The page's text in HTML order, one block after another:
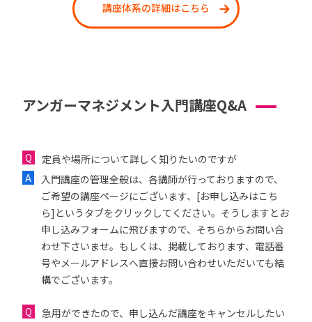
講座体系の詳細はこちら
アンガーマネジメント入門講座Q&A
定員や場所について詳しく知りたいのですが
入門講座の管理全般は、各講師が行っておりますので、
ご希望の講座ページにございます、[お申し込みはこち
ら]というタブをクリックしてください。そうしますとお
申し込みフォームに飛びますので、そちらからお問い合
わせ下さいませ。もしくは、掲載しております、電話番
号やメールアドレスへ直接お問い合わせいただいても結
構でございます。
急用ができたので、申し込んだ講座をキャンセルしたい